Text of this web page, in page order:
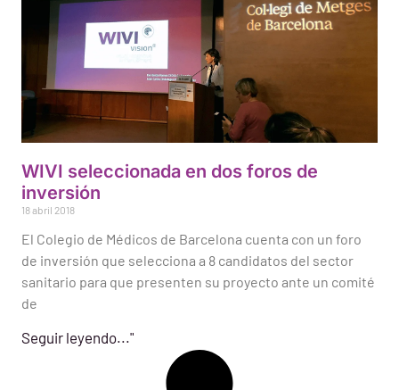
WIVI seleccionada en dos foros de
inversión
18 abril 2018
El Colegio de Médicos de Barcelona cuenta con un foro
de inversión que selecciona a 8 candidatos del sector
sanitario para que presenten su proyecto ante un comité
de
Seguir leyendo..."